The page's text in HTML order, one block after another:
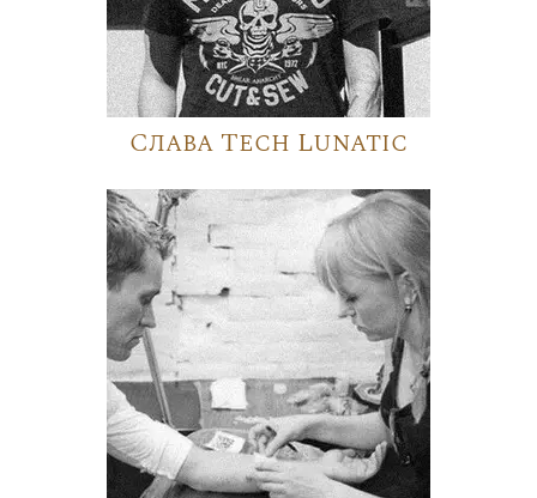
Слава Tech Lunatic